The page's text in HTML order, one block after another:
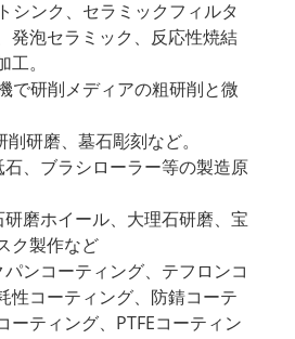
シンク、セラミックフィルタ
発泡セラミック、反応性焼結
。
で研削メディアの粗研削と微
研磨、墓石彫刻など。
、ブラシローラー等の製造原
磨ホイール、大理石研磨、宝
ク製作など
ンコーティング、テフロンコ
性コーティング、防錆コーテ
ーティング、PTFEコーティン